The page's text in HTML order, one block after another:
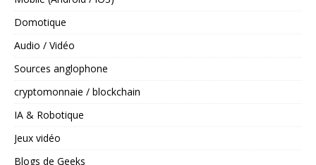
Domotique
Audio / Vidéo
Sources anglophone
cryptomonnaie / blockchain
IA & Robotique
Jeux vidéo
Blogs de Geeks